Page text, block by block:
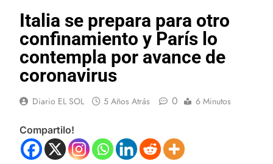
Italia se prepara para otro
confinamiento y París lo
contempla por avance de
coronavirus
Diario EL SOL 5 Años Atrás 0 6 Minutos
Compartilo!